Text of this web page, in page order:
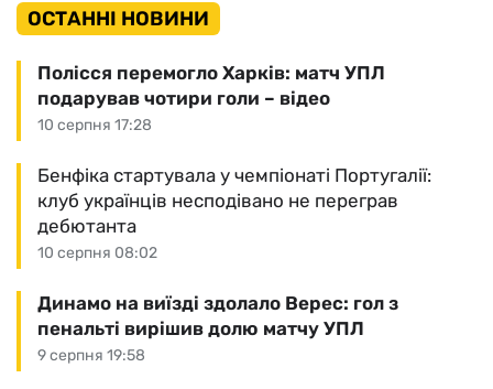
ОСТАННІ НОВИНИ
10 серпня 17:28
Полісся перемогло Харків: матч УПЛ
подарував чотири голи – відео
10 серпня 08:02
Бенфіка стартувала у чемпіонаті Португалії:
клуб українців несподівано не переграв
дебютанта
9 серпня 19:58
Динамо на виїзді здолало Верес: гол з
пенальті вирішив долю матчу УПЛ